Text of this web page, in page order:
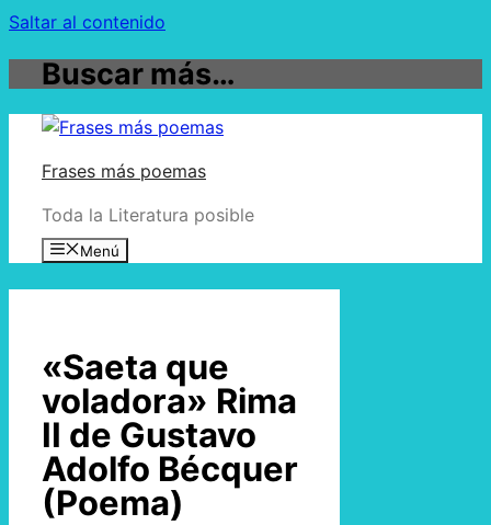
Saltar al contenido
Buscar más…
Frases más poemas
Toda la Literatura posible
Menú
«Saeta que
voladora» Rima
II de Gustavo
Adolfo Bécquer
(Poema)